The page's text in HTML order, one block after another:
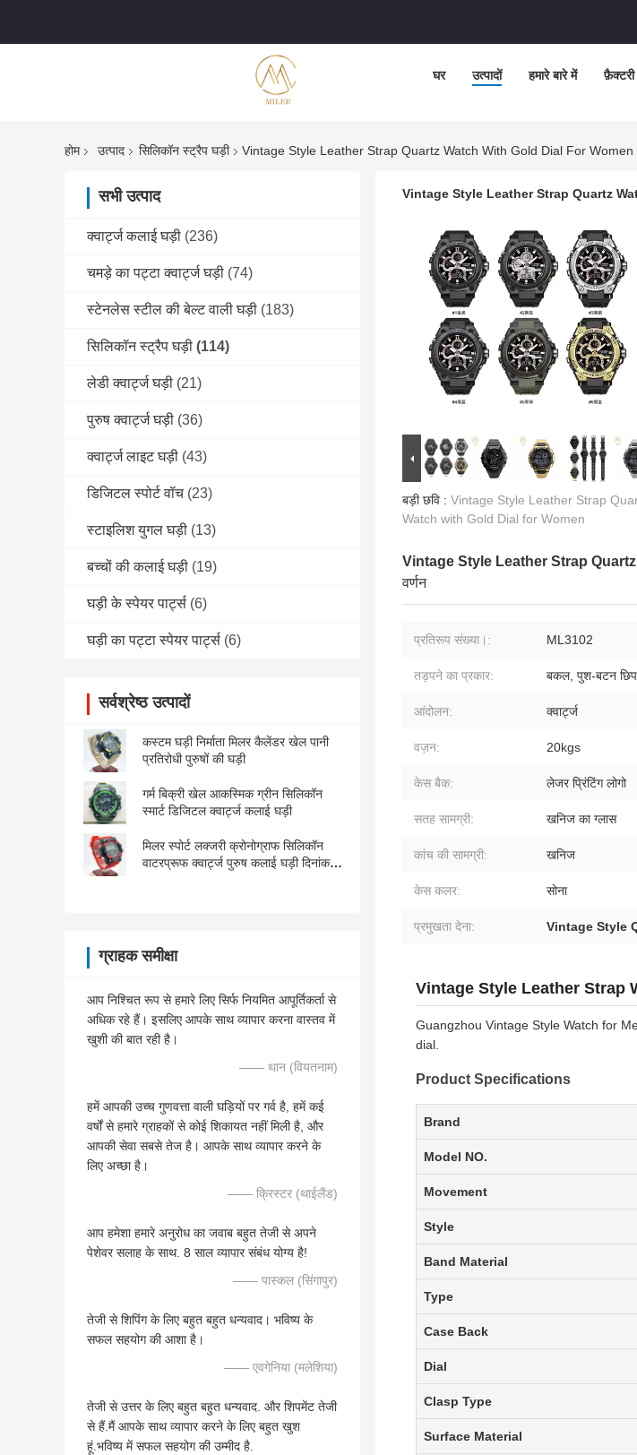
घर उत्पादों हमारे बारे में फ़ैक्टरी
होम उत्पाद सिलिकॉन स्ट्रैप घड़ी Vintage Style Leather Strap Quartz Watch With Gold Dial For Women
सभी उत्पाद
क्वार्ट्ज कलाई घड़ी (236)
चमड़े का पट्टा क्वार्ट्ज घड़ी (74)
स्टेनलेस स्टील की बेल्ट वाली घड़ी (183)
सिलिकॉन स्ट्रैप घड़ी (114)
लेडी क्वार्ट्ज घड़ी (21)
पुरुष क्वार्ट्ज घड़ी (36)
क्वार्ट्ज लाइट घड़ी (43)
डिजिटल स्पोर्ट वॉच (23)
स्टाइलिश युगल घड़ी (13)
बच्चों की कलाई घड़ी (19)
घड़ी के स्पेयर पार्ट्स (6)
घड़ी का पट्टा स्पेयर पार्ट्स (6)
सर्वश्रेष्ठ उत्पादों
कस्टम घड़ी निर्माता मिलर कैलेंडर खेल पानी
प्रतिरोधी पुरुषों की घड़ी
गर्म बिक्री खेल आकस्मिक ग्रीन सिलिकॉन
स्मार्ट डिजिटल क्वार्ट्ज कलाई घड़ी
मिलर स्पोर्ट लक्जरी क्रोनोग्राफ सिलिकॉन
वाटरप्रूफ क्वार्ट्ज पुरुष कलाई घड़ी दिनांक
ग्राहक समीक्षा
आप निश्चित रूप से हमारे लिए सिर्फ नियमित आपूर्तिकर्ता से
अधिक रहे हैं। इसलिए आपके साथ व्यापार करना वास्तव में
खुशी की बात रही है।
—— थान (वियतनाम)
हमें आपकी उच्च गुणवत्ता वाली घड़ियों पर गर्व है, हमें कई
वर्षों से हमारे ग्राहकों से कोई शिकायत नहीं मिली है, और
आपकी सेवा सबसे तेज है। आपके साथ व्यापार करने के
लिए अच्छा है।
—— क्रिस्टर (थाईलैंड)
आप हमेशा हमारे अनुरोध का जवाब बहुत तेजी से अपने
पेशेवर सलाह के साथ. 8 साल व्यापार संबंध योग्य है!
—— पास्कल (सिंगापुर)
तेजी से शिपिंग के लिए बहुत बहुत धन्यवाद। भविष्य के
सफल सहयोग की आशा है।
—— एवगेनिया (मलेशिया)
तेजी से उत्तर के लिए बहुत बहुत धन्यवाद. और शिपमेंट तेजी
से हैं.मैं आपके साथ व्यापार करने के लिए बहुत खुश
हूं.भविष्य में सफल सहयोग की उम्मीद है.
Vintage Style Leather Strap Quartz
बड़ी छवि : Vintage Style Leather Strap
Watch with Gold Dial for Women
Vintage Style Leather Strap
वर्णन
प्रतिरूप संख्या।: ML3102
तड़पने का प्रकार: बकल, पुश-बटन
आंदोलन: क्वार्ट्ज
वज़न: 20kgs
केस बैक: लेजर प्रिंटिंग लोगो
सतह सामग्री: खनिज का ग्लास
कांच की सामग्री: खनिज
केस कलर: सोना
प्रमुखता देना: Vintage Style
Vintage Style Leather Strap
Guangzhou Vintage Style Watch for
dial.
Product Specifications
Brand
Model NO.
Movement
Style
Band Material
Type
Case Back
Dial
Clasp Type
Surface Material